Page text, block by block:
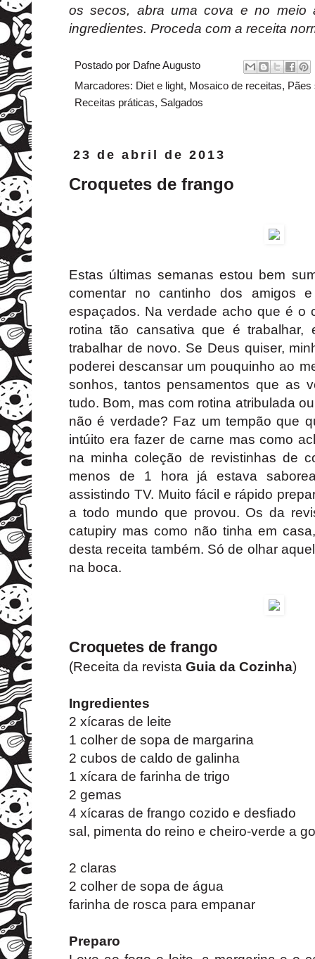
os secos, abra uma cova e no meio
ingredientes. Proceda com a receita
Postado por Dafne Augusto
Marcadores: Diet e light, Mosaico de receitas, Pães
Receitas práticas, Salgados
23 de abril de 2013
Croquetes de frango
Estas últimas semanas estou bem
comentar no cantinho dos amigos
espaçados. Na verdade acho que é o
rotina tão cansativa que é trabalhar,
trabalhar de novo. Se Deus quiser,
poderei descansar um pouquinho ao
sonhos, tantos pensamentos que as
tudo. Bom, mas com rotina atribulada
não é verdade? Faz um tempão que
intúito era fazer de carne mas como
na minha coleção de revistinhas de
menos de 1 hora já estava
assistindo TV. Muito fácil e rápido
a todo mundo que provou. Os da
catupiry mas como não tinha em
desta receita também. Só de olhar
na boca.
Croquetes de frango
(Receita da revista Guia da Cozinha)
Ingredientes
2 xícaras de leite
1 colher de sopa de margarina
2 cubos de caldo de galinha
1 xícara de farinha de trigo
2 gemas
4 xícaras de frango cozido e desfiado
sal, pimenta do reino e cheiro-verde a
2 claras
2 colher de sopa de água
farinha de rosca para empanar
Preparo